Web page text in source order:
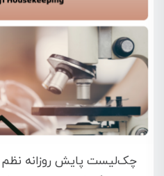
چک‌لیست پایش روزانه نظم